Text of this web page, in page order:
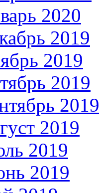
2020
2019
2019
2019
2019
2019
2019
2019